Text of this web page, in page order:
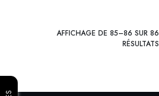
AFFICHAGE DE 85–86 SUR 86
RÉSULTATS